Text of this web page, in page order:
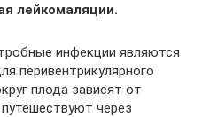
лейкомаляции.
инфекции являются
перивентрикулярного
плода зависят от
через